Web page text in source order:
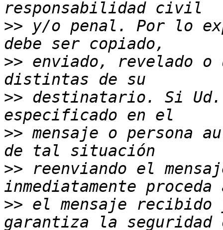
>> y/o penal. Por lo
>> enviado, revelado
>> destinatario. Si
>> mensaje o persona
>> reenviando el
>> el mensaje recibido